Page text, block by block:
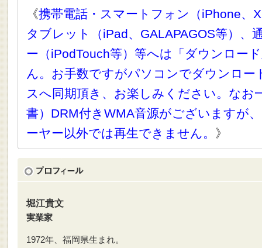
《携帯電話・スマートフォン（iPhone、
タブレット（iPad、GALAPAGOS等）、
ー（iPodTouch等）等へは「ダウンロー
ん。お手数ですがパソコンでダウンロー
スへ同期頂き、お楽しみください。なお
書）DRM付きWMA音源がございますが
ーヤー以外では再生できません。 》
堀江貴文
実業家
1972年、福岡県生まれ。